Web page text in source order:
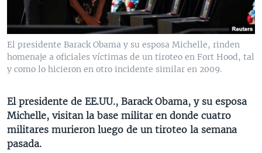
VENEZUELA
BRASIL
NICARAGUA
ECONOMÍA
ENTRETENIMIENTO Y CULTURA
TECNOLOGÍA
DEPORTES
MULTIMEDIA
VIDEOS
FOTOGRAFÍA
AUDIOS
PROGRAMAS TV
EL MUNDO AL DÍA
FORO INTERAMERICANO
LAS CLAVES
RADIO
AVANCE INFORMATIVO
BUENOS DÍAS AMÉRICA
ESTADOS UNIDOS AL DÍA
DIRECT
Learning English
El presidente Barack Obama y su esposa Michelle, rinden
homenaje a oficiales víctimas de un tiroteo en Fort Hood, tal
y como lo hicieron en otro incidente similar en 2009.
El presidente de EE.UU., Barack Obama, y su esposa
Michelle, visitan la base militar en donde cuatro
militares murieron luego de un tiroteo la semana
pasada.